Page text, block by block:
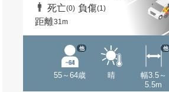
死亡(0) 負傷(1)
距離31m
55～64歳
他
晴
幅3.5～
5.5m
他